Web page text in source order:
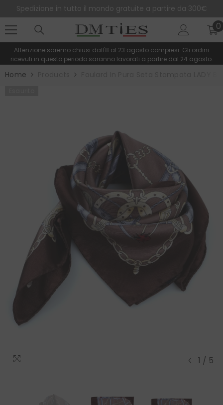
Spedizione in tutto il mondo gratuite a partire da 300€
00
Attenzione saremo chiusi dall'8 al 23 agosto compresi. Gli ordini
ricevuti in questo periodo saranno lavorati a partire dal 24 agosto.
Home
1 / 5